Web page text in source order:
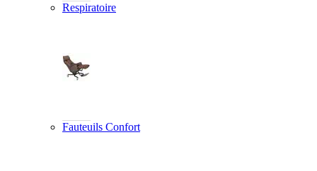
Respiratoire
Fauteuils Confort